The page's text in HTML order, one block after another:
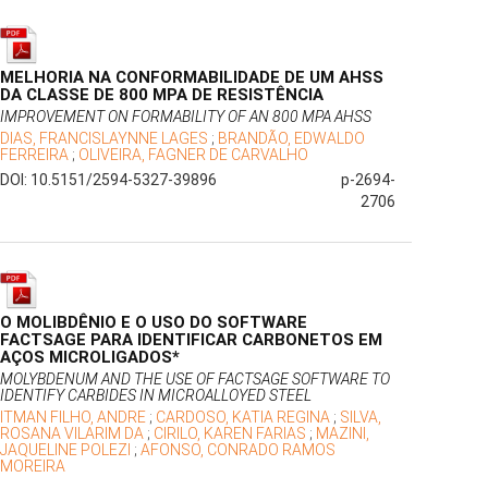
MELHORIA NA CONFORMABILIDADE DE UM AHSS
DA CLASSE DE 800 MPA DE RESISTÊNCIA
IMPROVEMENT ON FORMABILITY OF AN 800 MPA AHSS
DIAS, FRANCISLAYNNE LAGES ; BRANDÃO, EDWALDO
FERREIRA ; OLIVEIRA, FAGNER DE CARVALHO
DOI: 10.5151/2594-5327-39896
p-2694-
2706
O MOLIBDÊNIO E O USO DO SOFTWARE
FACTSAGE PARA IDENTIFICAR CARBONETOS EM
AÇOS MICROLIGADOS*
MOLYBDENUM AND THE USE OF FACTSAGE SOFTWARE TO
IDENTIFY CARBIDES IN MICROALLOYED STEEL
ITMAN FILHO, ANDRE ; CARDOSO, KATIA REGINA ; SILVA,
ROSANA VILARIM DA ; CIRILO, KAREN FARIAS ; MAZINI,
JAQUELINE POLEZI ; AFONSO, CONRADO RAMOS
MOREIRA